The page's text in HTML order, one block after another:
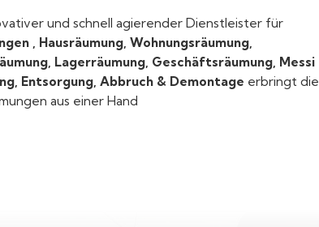
und schnell agierender Dienstleister für
, Hausräumung, Wohnungsräumung,
Lagerräumung, Geschäftsräumung, Messi
Entsorgung, Abbruch & Demontage erbringt die
aus einer Hand